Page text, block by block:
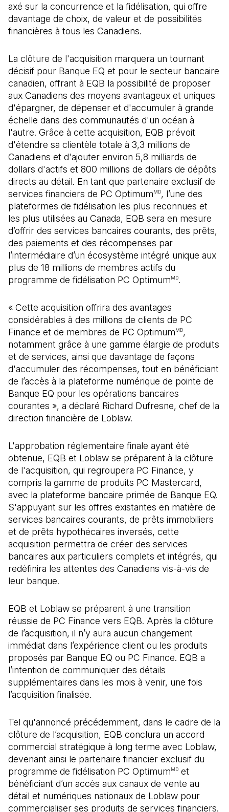
axé sur la concurrence et la fidélisation, qui offre
davantage de choix, de valeur et de possibilités
financières à tous les Canadiens.
La clôture de l'acquisition marquera un tournant
décisif pour Banque EQ et pour le secteur bancaire
canadien, offrant à EQB la possibilité de proposer
aux Canadiens des moyens avantageux et uniques
d'épargner, de dépenser et d'accumuler à grande
échelle dans des communautés d'un océan à
l'autre. Grâce à cette acquisition, EQB prévoit
d'étendre sa clientèle totale à 3,3 millions de
Canadiens et d'ajouter environ 5,8 milliards de
dollars d'actifs et 800 millions de dollars de dépôts
directs au détail. En tant que partenaire exclusif de
services financiers de PC OptimumMD, l’une des
plateformes de fidélisation les plus reconnues et
les plus utilisées au Canada, EQB sera en mesure
d’offrir des services bancaires courants, des prêts,
des paiements et des récompenses par
l’intermédiaire d’un écosystème intégré unique aux
plus de 18 millions de membres actifs du
programme de fidélisation PC OptimumMD.
« Cette acquisition offrira des avantages
considérables à des millions de clients de PC
Finance et de membres de PC OptimumMD,
notamment grâce à une gamme élargie de produits
et de services, ainsi que davantage de façons
d'accumuler des récompenses, tout en bénéficiant
de l’accès à la plateforme numérique de pointe de
Banque EQ pour les opérations bancaires
courantes », a déclaré Richard Dufresne, chef de la
direction financière de Loblaw.
L'approbation réglementaire finale ayant été
obtenue, EQB et Loblaw se préparent à la clôture
de l'acquisition, qui regroupera PC Finance, y
compris la gamme de produits PC Mastercard,
avec la plateforme bancaire primée de Banque EQ.
S'appuyant sur les offres existantes en matière de
services bancaires courants, de prêts immobiliers
et de prêts hypothécaires inversés, cette
acquisition permettra de créer des services
bancaires aux particuliers complets et intégrés, qui
redéfinira les attentes des Canadiens vis-à-vis de
leur banque.
EQB et Loblaw se préparent à une transition
réussie de PC Finance vers EQB. Après la clôture
de l’acquisition, il n’y aura aucun changement
immédiat dans l’expérience client ou les produits
proposés par Banque EQ ou PC Finance. EQB a
l’intention de communiquer des détails
supplémentaires dans les mois à venir, une fois
l’acquisition finalisée.
Tel qu'annoncé précédemment, dans le cadre de la
clôture de l’acquisition, EQB conclura un accord
commercial stratégique à long terme avec Loblaw,
devenant ainsi le partenaire financier exclusif du
programme de fidélisation PC OptimumMD et
bénéficiant d’un accès aux canaux de vente au
détail et numériques nationaux de Loblaw pour
commercialiser ses produits de services financiers.